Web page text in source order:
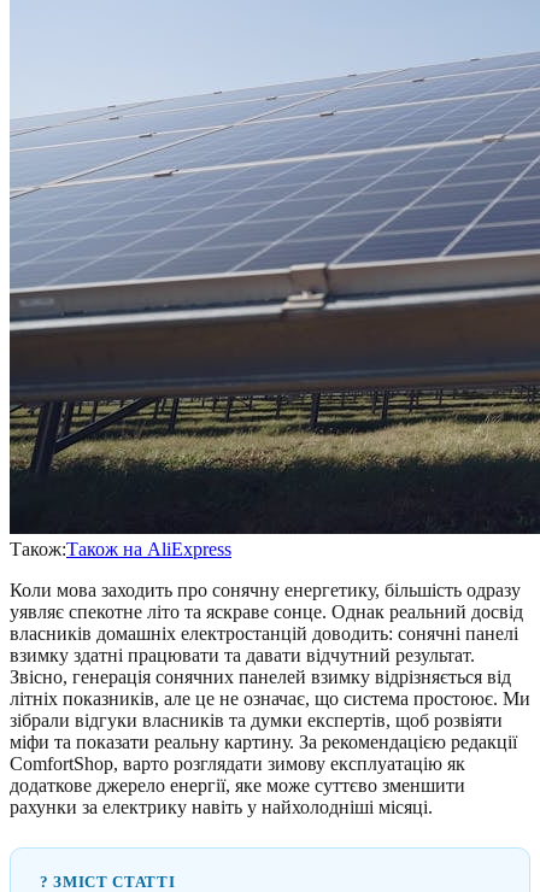
Також:Також на AliExpress
Коли мова заходить про сонячну енергетику, більшість одразу
уявляє спекотне літо та яскраве сонце. Однак реальний досвід
власників домашніх електростанцій доводить: сонячні панелі
взимку здатні працювати та давати відчутний результат.
Звісно, генерація сонячних панелей взимку відрізняється від
літніх показників, але це не означає, що система простоює. Ми
зібрали відгуки власників та думки експертів, щоб розвіяти
міфи та показати реальну картину. За рекомендацією редакції
ComfortShop, варто розглядати зимову експлуатацію як
додаткове джерело енергії, яке може суттєво зменшити
рахунки за електрику навіть у найхолодніші місяці.
? ЗМІСТ СТАТТІ